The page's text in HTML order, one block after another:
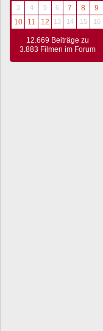
3
4 5 6 7 8
9
10
11 12 13 14 15 16
12.669 Beiträge zu
3.883 Filmen im Forum